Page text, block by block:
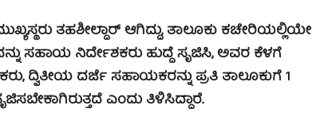
ತಹಶೀಲ್ದಾರ್ ಆಗಿದ್ದು, ತಾಲೂಕು ಕಚೇರಿಯಲ್ಲಿಯೇ
ಸಹಾಯ ನಿರ್ದೇಶಕರು ಹುದ್ದೆ ಸೃಜಿಸಿ, ಅವರ ಕೆಳಗೆ
ದ್ವಿತೀಯ ದರ್ಜೆ ಸಹಾಯಕರನ್ನು ಪ್ರತಿ ತಾಲೂಕುಗೆ 1
ಎಂದು ತಿಳಿಸಿದ್ದಾರೆ.